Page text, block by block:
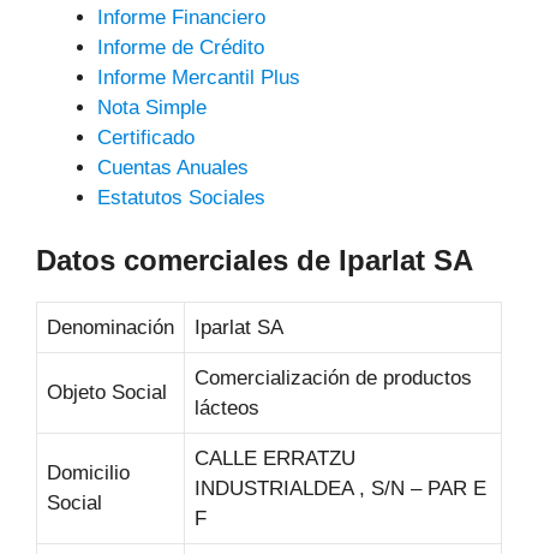
Informe Financiero
Informe de Crédito
Informe Mercantil Plus
Nota Simple
Certificado
Cuentas Anuales
Estatutos Sociales
Datos comerciales de Iparlat SA
Denominación Iparlat SA
Objeto Social
Comercialización de productos
lácteos
Domicilio
Social
CALLE ERRATZU
INDUSTRIALDEA , S/N – PAR E
F